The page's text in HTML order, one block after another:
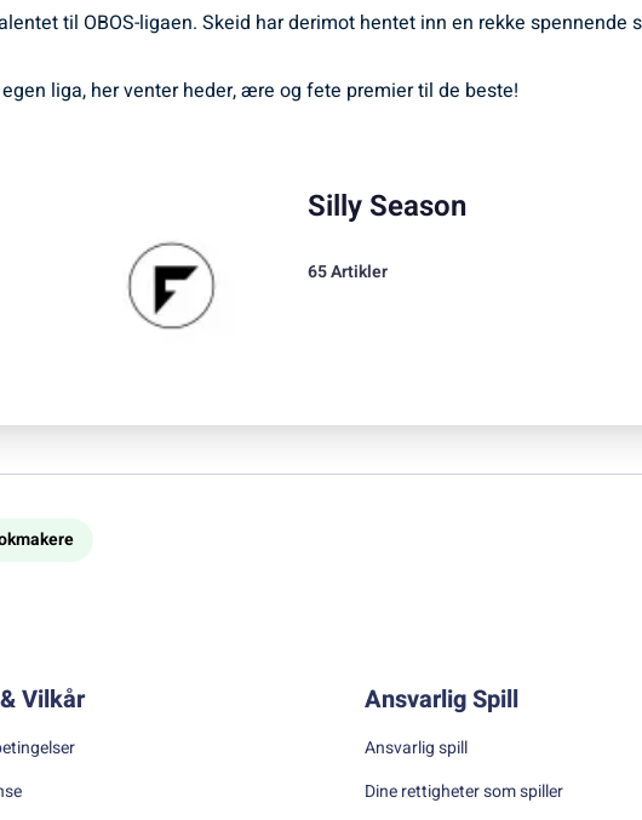
til OBOS-ligaen. Skeid har derimot hentet inn en rekke spennende
liga, her venter heder, ære og fete premier til de beste!
Silly Season
65 Artikler
Vilkår Ansvarlig Spill
Ansvarlig spill
Dine rettigheter som spiller